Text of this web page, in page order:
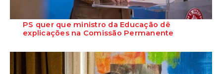
PS quer que ministro da Educação dê
explicações na Comissão Permanente
requerer a presença do minist...